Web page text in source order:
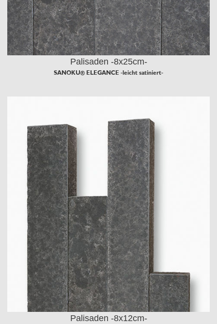
Palisaden -8x25cm-
SANOKU® ELEGANCE -leicht satiniert-
Palisaden -8x12cm-